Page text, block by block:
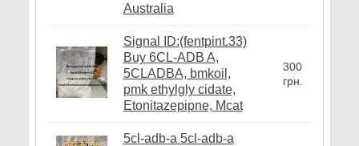
Australia
Signal ID:(fentpint.33)
Buy 6CL-ADB A,
5CLADBA, bmkoil,
pmk ethylgly cidate,
Etonitazepipne, Mcat
300
грн.
5cl-adb-a 5cl-adb-a